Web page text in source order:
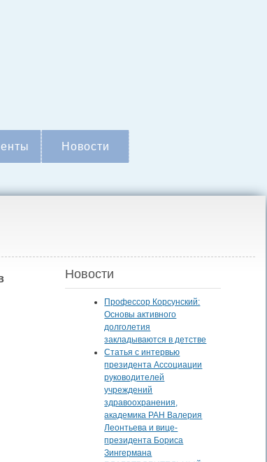
Новости
Новости
Профессор Корсунский:
Основы активного
долголетия
закладываются в детстве
Статья с интервью
президента Ассоциации
руководителей
учреждений
здравоохранения,
академика РАН Валерия
Леонтьева и вице-
президента Бориса
Зингермана